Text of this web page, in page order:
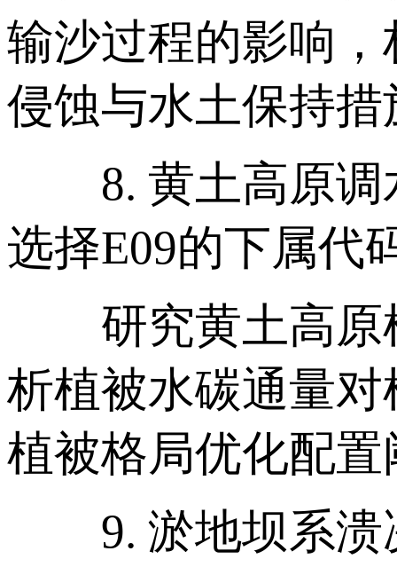
输沙过程的影响
侵蚀与水土保持
8. 黄土高原调
选择E09的下属代
研究黄土高原
析植被水碳通量
植被格局优化配
9. 淤地坝系溃